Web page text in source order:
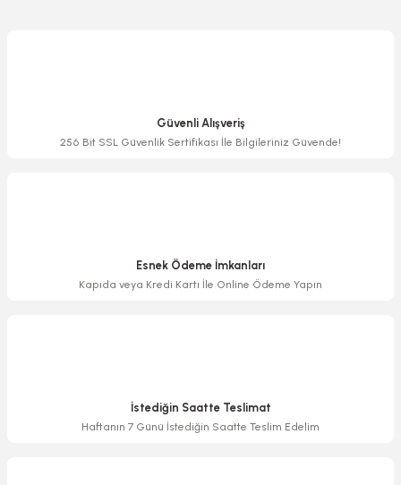
Ürün bilgilerinde hatalar bulunuyor.
Güvenli Alışveriş
256 Bit SSL Güvenlik Sertifikası İle Bilgileriniz Güvende!
Esnek Ödeme İmkanları
Kapıda veya Kredi Kartı İle Online Ödeme Yapın
İstediğin Saatte Teslimat
Haftanın 7 Günü İstediğin Saatte Teslim Edelim